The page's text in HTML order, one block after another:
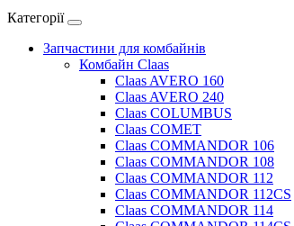
Категорії
Запчастини для комбайнів
Комбайн Claas
Claas AVERO 160
Claas AVERO 240
Claas COLUMBUS
Claas COMET
Claas COMMANDOR 106
Claas COMMANDOR 108
Claas COMMANDOR 112
Claas COMMANDOR 112CS
Claas COMMANDOR 114